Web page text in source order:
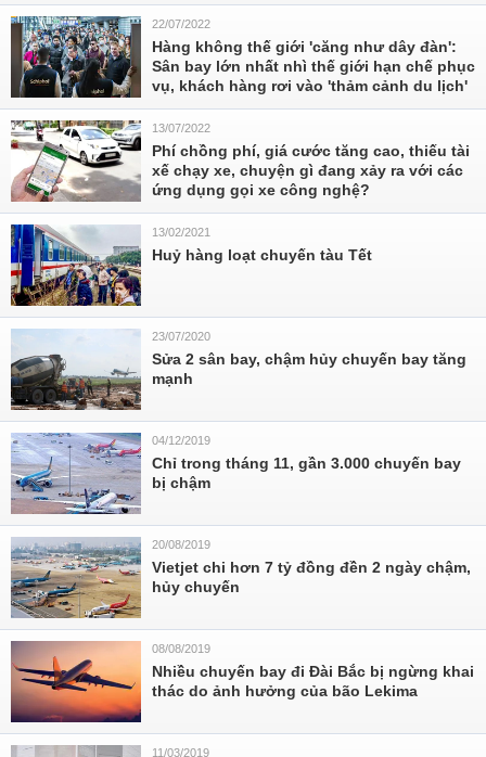
22/07/2022
Hàng không thế giới 'căng như dây đàn':
Sân bay lớn nhất nhì thế giới hạn chế phục
vụ, khách hàng rơi vào 'thảm cảnh du lịch'
13/07/2022
Phí chồng phí, giá cước tăng cao, thiếu tài
xế chạy xe, chuyện gì đang xảy ra với các
ứng dụng gọi xe công nghệ?
13/02/2021
Huỷ hàng loạt chuyến tàu Tết
23/07/2020
Sửa 2 sân bay, chậm hủy chuyến bay tăng
mạnh
04/12/2019
Chỉ trong tháng 11, gần 3.000 chuyến bay
bị chậm
20/08/2019
Vietjet chi hơn 7 tỷ đồng đền 2 ngày chậm,
hủy chuyến
08/08/2019
Nhiều chuyến bay đi Đài Bắc bị ngừng khai
thác do ảnh hưởng của bão Lekima
11/03/2019